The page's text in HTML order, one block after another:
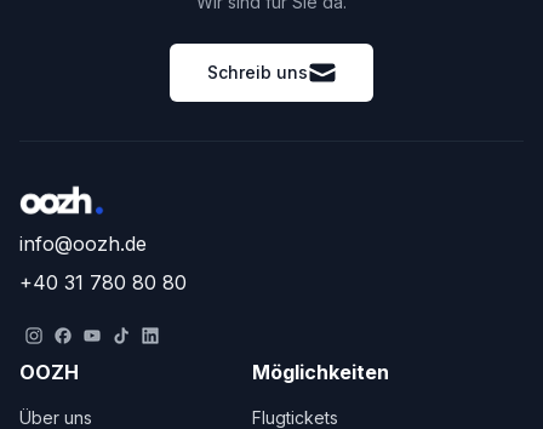
Schreib uns
info@oozh.de
+40 31 780 80 80
OOZH
Über uns
Möglichkeiten
Flugtickets